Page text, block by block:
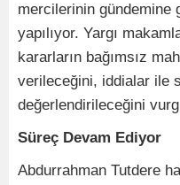
mercilerinin gündemine
yapılıyor. Yargı
kararların bağımsız
verileceğini, iddialar ile
değerlendirileceğini
Süreç Devam Ediyor
Abdurrahman Tutdere